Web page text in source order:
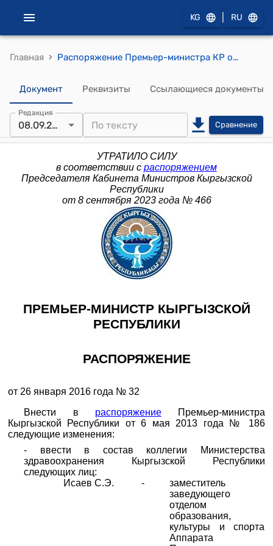
KG RU
Главная › Распоряжение Премьер-министра КР от 26 января 2016 года № 32 (О внесении изменений в распоряжение Премьер-министра Кыргызской Республики от 6 мая 2013 года № 186)
Документ Реквизиты Ссылающиеся документы
Редакция
08.09.2023 Сравнение